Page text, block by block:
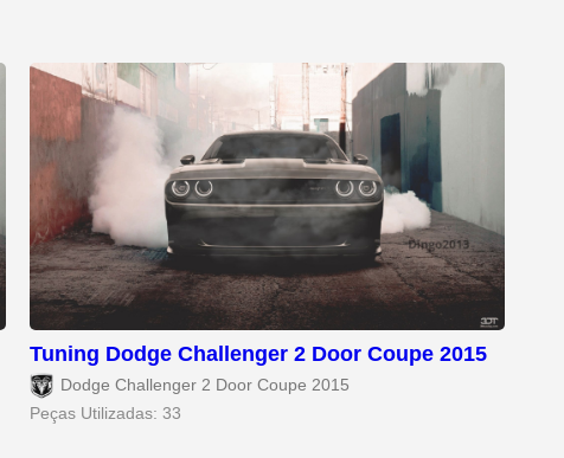
Tuning Dodge Challenger 2 Door Coupe 2015
Dodge Challenger 2 Door Coupe 2015
Peças Utilizadas: 33